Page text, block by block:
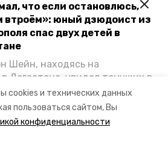
cookies и технических данных
пользоваться сайтом, Вы
конфиденциальности
что если остановлюсь,
втроём»: юный дзюдоист из
спас двух детей в
Шейн, находясь на
Дегестане, увидел тонущих в
и бросился на помощь. По
отважного мальчика
образования края и
«Победы26» пообщался
в своем телеграм-канале
частей собрано более 46
необходимые тёплые